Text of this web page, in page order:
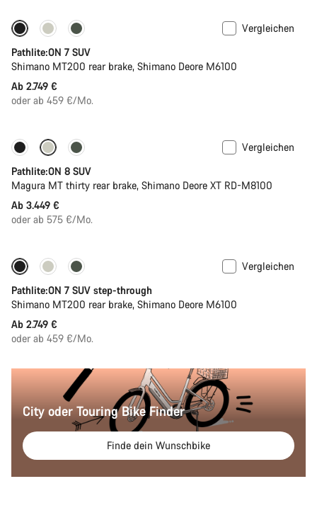
Vergleichen
Pathlite:ON 7 SUV
Shimano MT200 rear brake, Shimano Deore M6100
Ab 2.749 €
oder ab 459 €/Mo.
Neue Verfügbarkeiten
Vergleichen
Pathlite:ON 8 SUV
Magura MT thirty rear brake, Shimano Deore XT RD-M8100
Ab 3.449 €
oder ab 575 €/Mo.
Vergleichen
Pathlite:ON 7 SUV step-through
Shimano MT200 rear brake, Shimano Deore M6100
Ab 2.749 €
oder ab 459 €/Mo.
City oder Touring Bike Finder
Finde dein Wunschbike